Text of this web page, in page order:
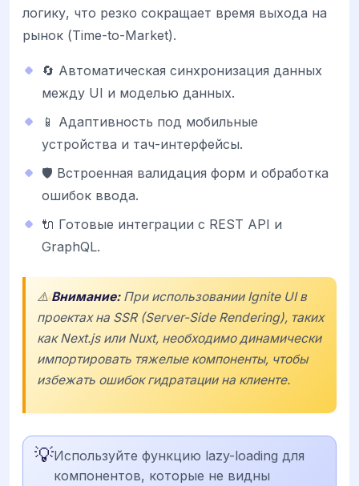
логику, что резко сокращает время выхода на
рынок (Time-to-Market).
🔄 Автоматическая синхронизация данных
между UI и моделью данных.
📱 Адаптивность под мобильные
устройства и тач-интерфейсы.
🛡️ Встроенная валидация форм и обработка
ошибок ввода.
🔌 Готовые интеграции с REST API и
GraphQL.
⚠️Внимание:При использовании Ignite UI в
проектах на SSR (Server-Side Rendering), таких
как Next.js или Nuxt, необходимо динамически
импортировать тяжелые компоненты, чтобы
избежать ошибок гидратации на клиенте.
💡Используйте функцию lazy-loading для
компонентов, которые не видны